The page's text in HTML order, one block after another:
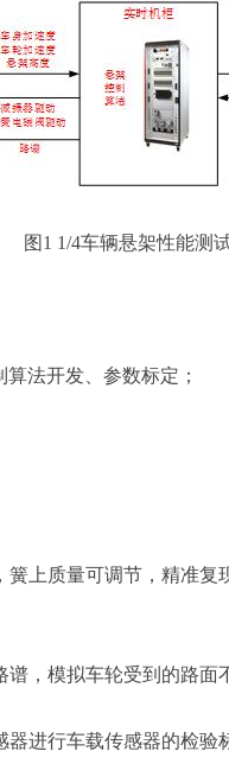
图1 1/4车辆悬架性能测
法开发、参数标定；
上质量可调节，精准复
，模拟车轮受到的路面
进行车载传感器的检验